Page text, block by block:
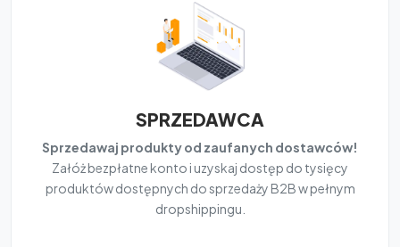
SPRZEDAWCA
Sprzedawaj produkty od zaufanych dostawców!
Załóż bezpłatne konto i uzyskaj dostęp do tysięcy
produktów dostępnych do sprzedaży B2B w pełnym
dropshippingu.